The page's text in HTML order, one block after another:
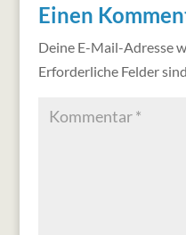
Einen
Deine E-Mail-Adresse
Erforderliche Felder